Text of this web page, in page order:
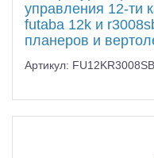
управления 12-ти
futaba 12k и
планеров и
Артикул: FU12KR3008SB